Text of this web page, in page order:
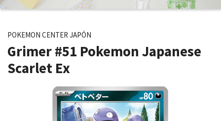
POKEMON CENTER JAPÓN
Grimer #51 Pokemon Japanese
Scarlet Ex